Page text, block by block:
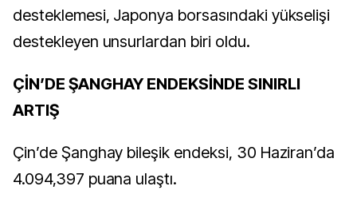
desteklemesi, Japonya borsasındaki yükselişi
destekleyen unsurlardan biri oldu.
ÇİN’DE ŞANGHAY ENDEKSİNDE SINIRLI
ARTIŞ
Çin’de Şanghay bileşik endeksi, 30 Haziran’da
4.094,397 puana ulaştı.